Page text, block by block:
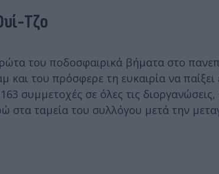
Τζο
του ποδοσφαιρικά βήματα στο
και του πρόσφερε τη ευκαιρία να παίξει
συμμετοχές σε όλες τις
στα ταμεία του συλλόγου μετά την